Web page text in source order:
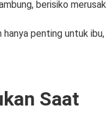
berisiko merusak
penting untuk ibu,
Saat